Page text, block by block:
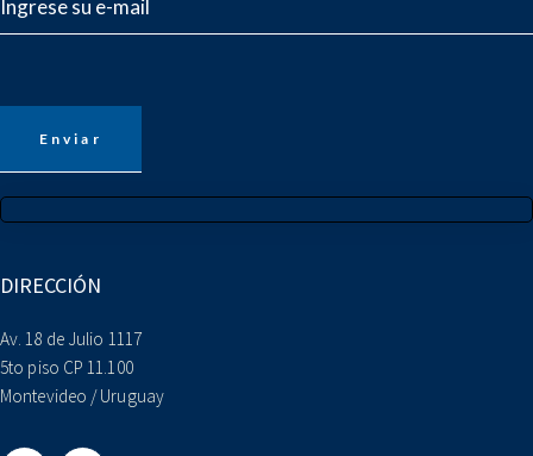
DIRECCIÓN
Av. 18 de Julio 1117
5to piso CP 11.100
Montevideo / Uruguay